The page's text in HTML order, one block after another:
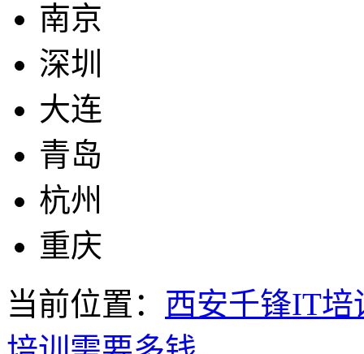
南京
深圳
大连
青岛
杭州
重庆
当前位置： 西安千锋IT培